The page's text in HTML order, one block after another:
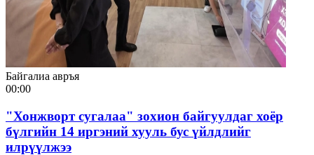
Байгалиа авръя
00:00
"Хонжворт сугалаа" зохион байгуулдаг хоёр
бүлгийн 14 иргэний хууль бус үйлдлийг
илрүүлжээ